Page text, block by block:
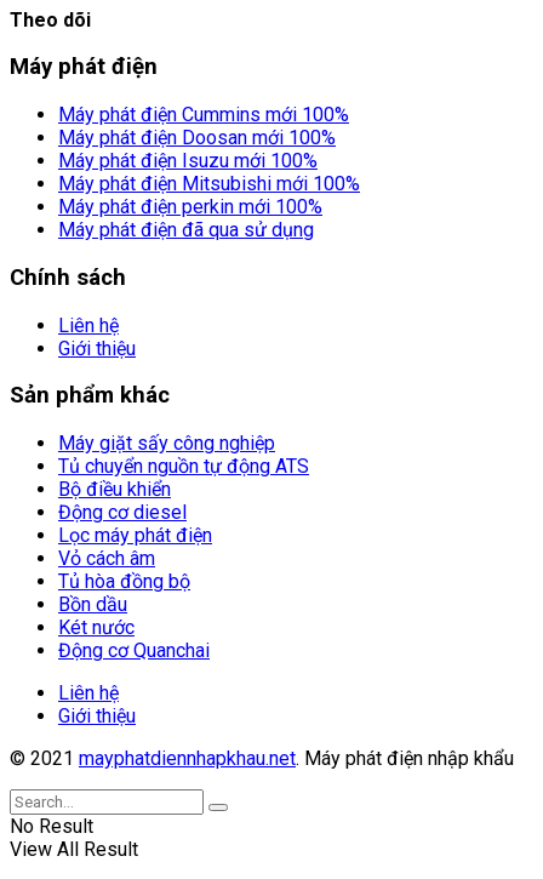
Theo dõi
Máy phát điện
Máy phát điện Cummins mới 100%
Máy phát điện Doosan mới 100%
Máy phát điện Isuzu mới 100%
Máy phát điện Mitsubishi mới 100%
Máy phát điện perkin mới 100%
Máy phát điện đã qua sử dụng
Chính sách
Liên hệ
Giới thiệu
Sản phẩm khác
Máy giặt sấy công nghiệp
Tủ chuyển nguồn tự động ATS
Bộ điều khiển
Động cơ diesel
Lọc máy phát điện
Vỏ cách âm
Tủ hòa đồng bộ
Bồn dầu
Két nước
Động cơ Quanchai
Liên hệ
Giới thiệu
© 2021 mayphatdiennhapkhau.net. Máy phát điện nhập khẩu
No Result
View All Result